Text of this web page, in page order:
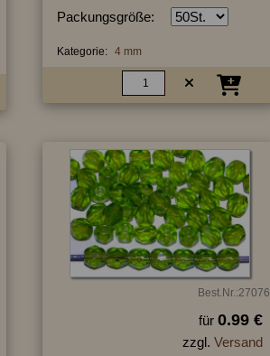
Packungsgröße:
Kategorie: 4 mm
Best.Nr.:27076
für 0.99 €
zzgl. Versand